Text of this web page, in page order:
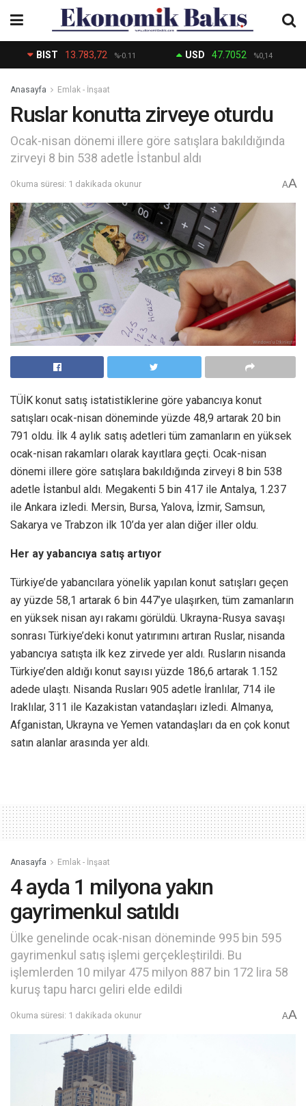
BIST 13.783,72 %-0.11 USD 47.7052 %0,14
Anasayfa Emlak - İnşaat
Ruslar konutta zirveye oturdu
Ocak-nisan dönemi illere göre satışlara bakıldığında
zirveyi 8 bin 538 adetle İstanbul aldı
Okuma süresi: 1 dakikada okunur AA
TÜİK konut satış istatistiklerine göre yabancıya konut
satışları ocak-nisan döneminde yüzde 48,9 artarak 20 bin
791 oldu. İlk 4 aylık satış adetleri tüm zamanların en yüksek
ocak-nisan rakamları olarak kayıtlara geçti. Ocak-nisan
dönemi illere göre satışlara bakıldığında zirveyi 8 bin 538
adetle İstanbul aldı. Megakenti 5 bin 417 ile Antalya, 1.237
ile Ankara izledi. Mersin, Bursa, Yalova, İzmir, Samsun,
Sakarya ve Trabzon ilk 10’da yer alan diğer iller oldu.
Her ay yabancıya satış artıyor
Türkiye’de yabancılara yönelik yapılan konut satışları geçen
ay yüzde 58,1 artarak 6 bin 447’ye ulaşırken, tüm zamanların
en yüksek nisan ayı rakamı görüldü. Ukrayna-Rusya savaşı
sonrası Türkiye’deki konut yatırımını artıran Ruslar, nisanda
yabancıya satışta ilk kez zirvede yer aldı. Rusların nisanda
Türkiye’den aldığı konut sayısı yüzde 186,6 artarak 1.152
adede ulaştı. Nisanda Rusları 905 adetle İranlılar, 714 ile
Iraklılar, 311 ile Kazakistan vatandaşları izledi. Almanya,
Afganistan, Ukrayna ve Yemen vatandaşları da en çok konut
satın alanlar arasında yer aldı.
Anasayfa Emlak - İnşaat
4 ayda 1 milyona yakın
gayrimenkul satıldı
Ülke genelinde ocak-nisan döneminde 995 bin 595
gayrimenkul satış işlemi gerçekleştirildi. Bu
işlemlerden 10 milyar 475 milyon 887 bin 172 lira 58
kuruş tapu harcı geliri elde edildi
Okuma süresi: 1 dakikada okunur AA